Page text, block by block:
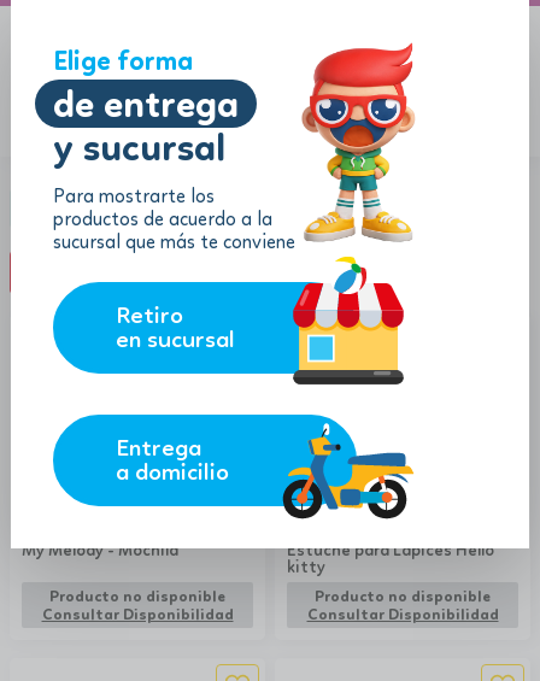
Elige forma
de entrega
y sucursal
Para mostrarte los
productos de acuerdo a la
sucursal que más te conviene
Retiro
en sucursal
Entrega
a domicilio
Categoría:Mochilas y Loncheras
My Melody - Mochila
21.47
Producto no disponible
Consultar Disponibilidad
Estuche para Lápices Hello
kitty
$7.96
Producto no disponible
Consultar Disponibilidad